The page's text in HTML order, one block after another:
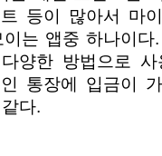
등이 많아서 마
는 앱중 하나이다
양한 방법으로 사
통장에 입금이
다.